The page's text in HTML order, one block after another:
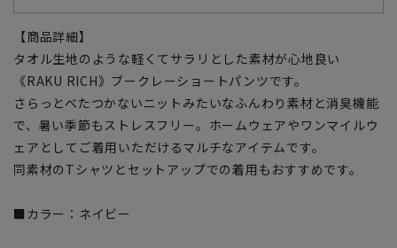
【商品詳細】
タオル生地のような軽くてサラリとした素材が心地良い
《RAKU RICH》ブークレーショートパンツです。
さらっとべたつかないニットみたいなふんわり素材と消臭機能
で、暑い季節もストレスフリー。ホームウェアやワンマイルウ
ェアとしてご着用いただけるマルチなアイテムです。
同素材のTシャツとセットアップでの着用もおすすめです。
■カラー：ネイビー